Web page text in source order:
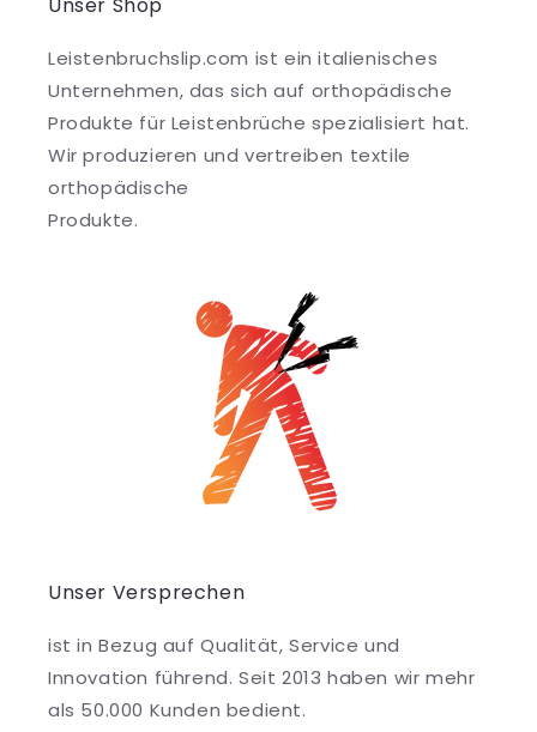
Leistenbruchslip.com ist ein italienisches
Unternehmen, das sich auf orthopädische
Produkte für Leistenbrüche spezialisiert hat.
Wir produzieren und vertreiben textile
orthopädische
Produkte.
Unser Versprechen
ist in Bezug auf Qualität, Service und
Innovation führend. Seit 2013 haben wir mehr
als 50.000 Kunden bedient.